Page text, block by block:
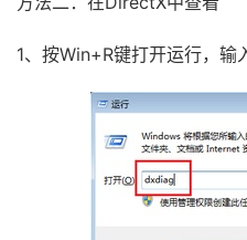
1、按Win+R键打开运行，